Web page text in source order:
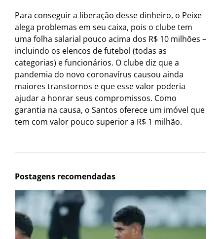
Para conseguir a liberação desse dinheiro, o Peixe
alega problemas em seu caixa, pois o clube tem
uma folha salarial pouco acima dos R$ 10 milhões –
incluindo os elencos de futebol (todas as
categorias) e funcionários. O clube diz que a
pandemia do novo coronavírus causou ainda
maiores transtornos e que esse valor poderia
ajudar a honrar seus compromissos. Como
garantia na causa, o Santos oferece um imóvel que
tem com valor pouco superior a R$ 1 milhão.
Postagens recomendadas